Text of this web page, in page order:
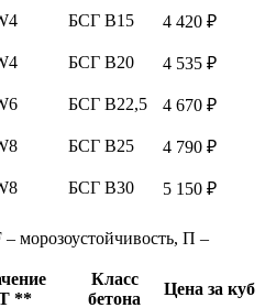
БСГ В15
4 420 ₽
БСГ В20
4 535 ₽
БСГ В22,5
4 670 ₽
БСГ В25
4 790 ₽
БСГ В30
5 150 ₽
морозоустойчивость, П –
**
Класс
бетона
Цена за куб